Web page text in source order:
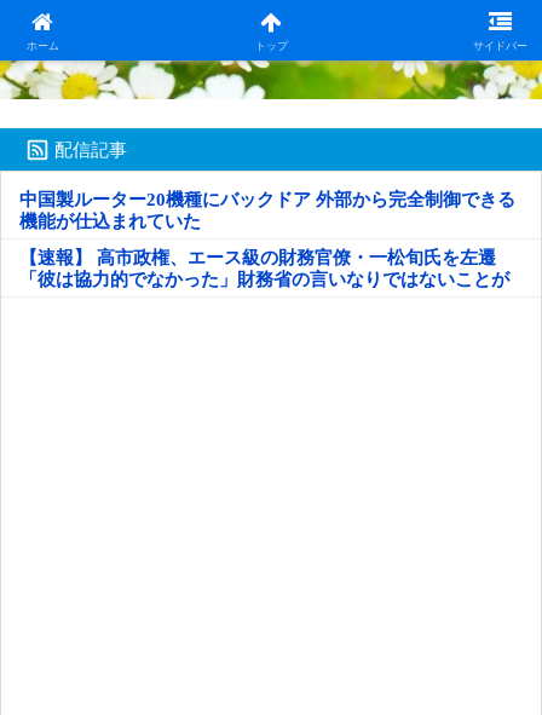
ホーム トップ サイドバー
日本第一！ニュース録
配信記事
中国製ルーター20機種にバックドア 外部から完全制御できる
機能が仕込まれていた
【速報】 高市政権、エース級の財務官僚・一松旬氏を左遷
「彼は協力的でなかった」財務省の言いなりではないことが
判明